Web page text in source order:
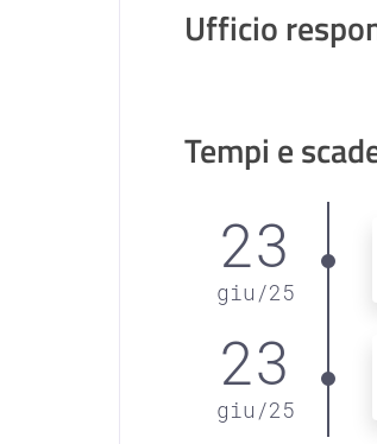
Ufficio
Tempi e
23
giu /25
23
giu /25